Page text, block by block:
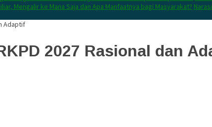
Mengalir ke Mana Saja dan Apa Manfaatnya bagi Masyarakat?
Adaptif
2027 Rasional dan